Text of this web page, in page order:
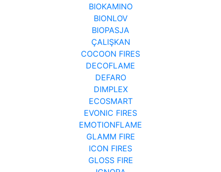
BIOKAMINO
BIONLOV
BIOPASJA
ÇALIŞKAN
COCOON FIRES
DECOFLAME
DEFARO
DIMPLEX
ECOSMART
EVONIC FIRES
EMOTIONFLAME
GLAMM FIRE
ICON FIRES
GLOSS FIRE